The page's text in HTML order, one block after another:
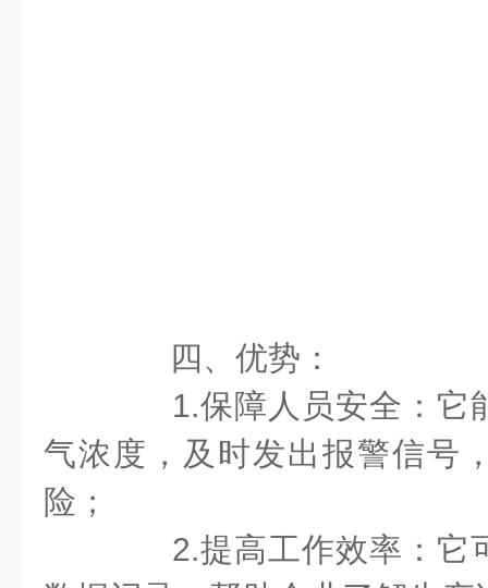
四、优势：
1.保障人员安全：它
气浓度，及时发出报警信号
险；
2.提高工作效率：它